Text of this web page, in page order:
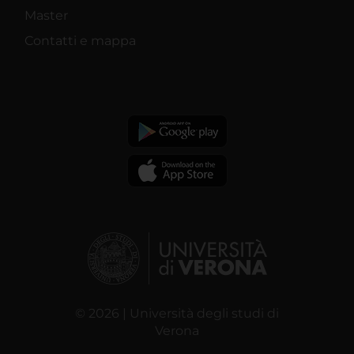
Master
Contatti e mappa
© 2026 | Università degli studi di
Verona